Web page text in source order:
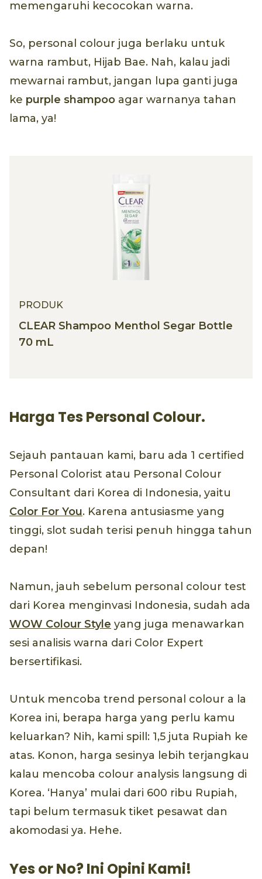
memengaruhi kecocokan warna.
So, personal colour juga berlaku untuk
warna rambut, Hijab Bae. Nah, kalau jadi
mewarnai rambut, jangan lupa ganti juga
ke purple shampoo agar warnanya tahan
lama, ya!
PRODUK
CLEAR Shampoo Menthol Segar Bottle
70 mL
Harga Tes Personal Colour.
Sejauh pantauan kami, baru ada 1 certified
Personal Colorist atau Personal Colour
Consultant dari Korea di Indonesia, yaitu
Color For You. Karena antusiasme yang
tinggi, slot sudah terisi penuh hingga tahun
depan!
Namun, jauh sebelum personal colour test
dari Korea menginvasi Indonesia, sudah ada
WOW Colour Style yang juga menawarkan
sesi analisis warna dari Color Expert
bersertifikasi.
Untuk mencoba trend personal colour a la
Korea ini, berapa harga yang perlu kamu
keluarkan? Nih, kami spill: 1,5 juta Rupiah ke
atas. Konon, harga sesinya lebih terjangkau
kalau mencoba colour analysis langsung di
Korea. ‘Hanya’ mulai dari 600 ribu Rupiah,
tapi belum termasuk tiket pesawat dan
akomodasi ya. Hehe.
Yes or No? Ini Opini Kami!